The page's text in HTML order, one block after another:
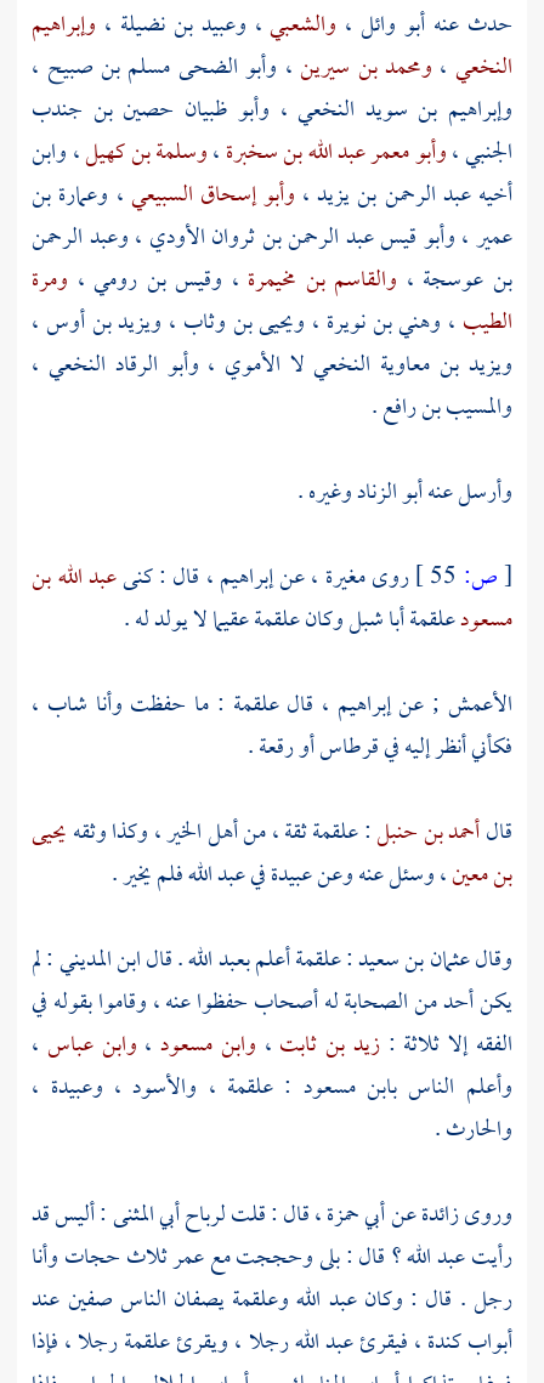
حدث عنه أبو وائل ، والشعبي، وعبيد بن نضيلة ، وإبراهيم
النخعي ، ومحمد بن سيرين، وأبو الضحى مسلم بن صبيح ،
وإبراهيم بن سويد النخعي ، وأبو ظبيان حصين بن جندب
الجنبي،وأبو معمر عبد الله بن سخبرة،وسلمة بن كهيل، وابن
أخيهعبد الرحمن بن يزيد، وأبو إسحاق السبيعي، وعمارة بن
عمير،وأبو قيس عبد الرحمن بن ثروان الأودي ،وعبد الرحمن
بن عوسجة ، والقاسم بن مخيمرة ، وقيس بن رومي ، ومرة
الطيب ، وهني بن نويرة ، ويحيى بن وثاب ، ويزيد بن أوس،
ويزيد بن معاوية النخعي لا الأموي ، وأبو الرقاد النخعي ،
والمسيب بن رافع.
وأرسل عنهأبو الزنادوغيره .
[ص: روىمغيرة ، عنإبراهيم، قال : كنىعبد الله بن
مسعودعلقمة أبا شبلوكانعلقمةعقيما لا يولد له .
الأعمش ; عنإبراهيم ، قالعلقمة : ما حفظت وأنا شاب ،
فكأني أنظر إليه في قرطاس أو رقعة .
قالأحمد بن حنبل: علقمة ثقة ، من أهل الخير ، وكذا وثقهيحيى
بن معين، وسئل عنه وعنعبيدةفيعبد اللهفلم يخير .
وقالعثمان بن سعيد: علقمة أعلمبعبد الله. قالابن المديني: لم
يكن أحد من الصحابة له أصحاب حفظوا عنه ، وقاموا بقوله في
الفقه إلا ثلاثة :زيد بن ثابت ، وابن مسعود ، وابن عباس ،
وأعلم الناس بابن مسعود : علقمة ، والأسود ، وعبيدة ،
والحارث.
وروىزائدةعنأبي حمزة، قال : قلتلرباح أبي المثنى: أليس قد
رأيتعبد الله؟ قال : بلى وحججت مععمرثلاث حجات وأنا
رجل . قال : وكانعبد اللهوعلقمةيصفان الناس صفين عند
أبوابكندة، فيقرئعبد اللهرجلا ، ويقرئعلقمةرجلا ، فإذا